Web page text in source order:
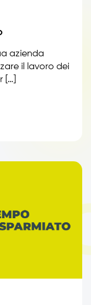
azienda
il lavoro dei
[…]